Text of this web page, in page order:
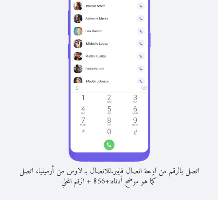
اتصل بالرقم من لوحة اتصال فايبر.للاتصال بـ لاوس من أرمينيا، اتصل
كما هو موضح أدناه:+
856
+الرقم المحلي